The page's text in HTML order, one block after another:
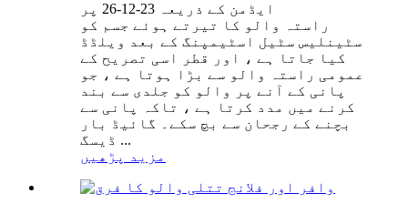
ایڈمن کے ذریعہ 23-12-26 پر
راستہ والو کا تیرتے ہوئے جسم کو
سٹینلیس سٹیل اسٹیمپنگ کے بعد ویلڈڈ
کیا جاتا ہے ، اور قطر اسی تصریح کے
عمومی راستہ والو سے بڑا ہوتا ہے ، جو
پانی کے آنے پر والو کو جلدی سے بند
کرنے میں مدد کرتا ہے ، تاکہ پانی سے
بچنے کے رجحان سے بچ سکے۔ گائیڈ بار
ڈیسگ ...
مزید پڑھیں